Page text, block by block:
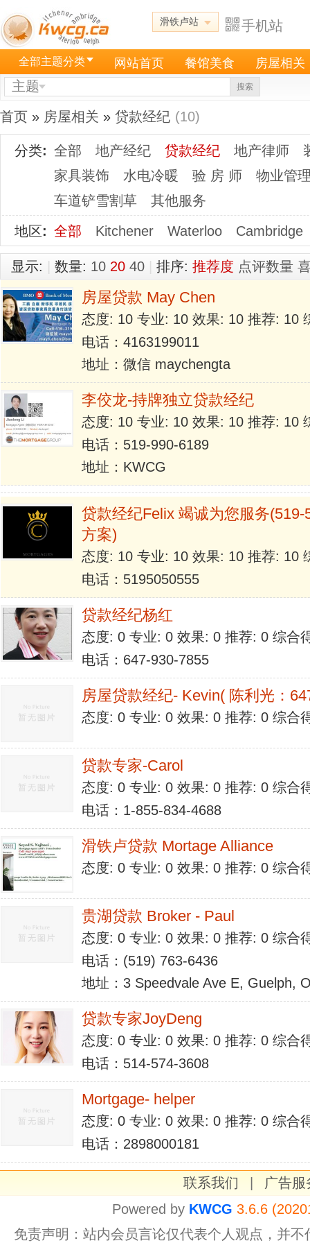
滑铁卢站 手机站
全部主题分类 网站首页 餐馆美食 房屋相关
主题 搜索
首页 » 房屋相关 » 贷款经纪 (10)
分类: 全部 地产经纪 贷款经纪 地产律师
家具装饰
水电冷暖 验 房 师
物业管
车道铲雪割草
其他服务
地区: 全部 Kitchener Waterloo Cambridge
显示: 数量: 10 20 40 排序: 推荐度 点评数量
房屋贷款 May Chen
态度: 10 专业: 10 效果: 10 推荐: 10
电话：4163199011
地址：微信 maychengta
李佼龙-持牌独立贷款经纪
态度: 10 专业: 10 效果: 10 推荐: 10
电话：519-990-6189
地址：KWCG
贷款经纪Felix 竭诚为您服务(519-
方案)
态度: 10 专业: 10 效果: 10 推荐: 10
电话：5195050555
贷款经纪杨红
态度: 0 专业: 0 效果: 0 推荐: 0 综合
电话：647-930-7855
房屋贷款经纪- Kevin( 陈利光：
态度: 0 专业: 0 效果: 0 推荐: 0 综合
贷款专家-Carol
态度: 0 专业: 0 效果: 0 推荐: 0 综合
电话：1-855-834-4688
滑铁卢贷款 Mortage Alliance
态度: 0 专业: 0 效果: 0 推荐: 0 综合
贵湖贷款 Broker - Paul
态度: 0 专业: 0 效果: 0 推荐: 0 综合
电话：(519) 763-6436
地址：3 Speedvale Ave E, Guelph,
贷款专家JoyDeng
态度: 0 专业: 0 效果: 0 推荐: 0 综合
电话：514-574-3608
Mortgage- helper
态度: 0 专业: 0 效果: 0 推荐: 0 综合
电话：2898000181
联系我们
广告服
Powered by KWCG 3.6.6
免责声明：站内会员言论仅代表个人观点，并